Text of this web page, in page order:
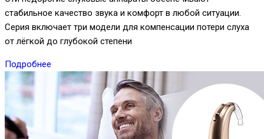
стабильное качество звука и комфорт в любой ситуации.
Серия включает три модели для компенсации потери слуха
от лёгкой до глубокой степени
Подробнее